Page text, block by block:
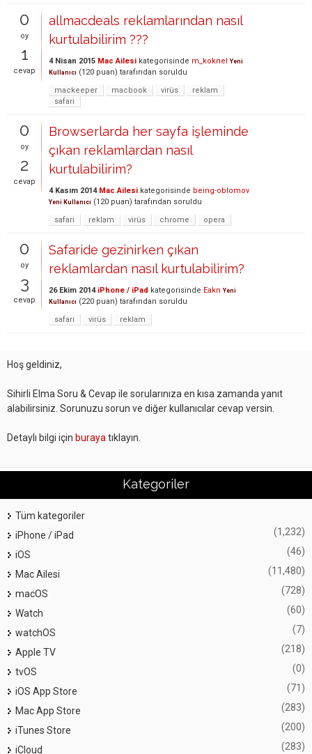
0
oy
1
cevap
allmacdeals reklamlarından nasıl
kurtulabilirim ???
4 Nisan 2015 Mac Ailesi kategorisinde m_koknel
Yeni
Kullanıcı (120 puan) tarafından soruldu
mackeeper
macbook virüs
reklam
safari
0
oy
2
cevap
Browserlarda her sayfa işleminde
çıkan reklamlardan nasıl
kurtulabilirim?
4 Kasım 2014 Mac Ailesi kategorisinde being-oblomov
Yeni Kullanıcı (120 puan) tarafından soruldu
safari
reklam virüs chrome opera
0
oy
3
cevap
Safaride gezinirken çıkan
reklamlardan nasıl kurtulabilirim?
26 Ekim 2014 iPhone / iPad kategorisinde Eakn Yeni
Kullanıcı (220 puan) tarafından soruldu
safari
virüs reklam
Hoş geldiniz,
Sihirli Elma Soru & Cevap ile sorularınıza en kısa zamanda yanıt
alabilirsiniz. Sorunuzu sorun ve diğer kullanıcılar cevap versin.
Detaylı bilgi için burayatıklayın.
Kategoriler
Tüm kategoriler
iPhone / iPad
(1,232)
iOS (46)
Mac Ailesi (11,480)
macOS (728)
Watch (60)
watchOS (7)
Apple TV (218)
tvOS (0)
iOS App Store (71)
Mac App Store (283)
iTunes Store (200)
iCloud (283)